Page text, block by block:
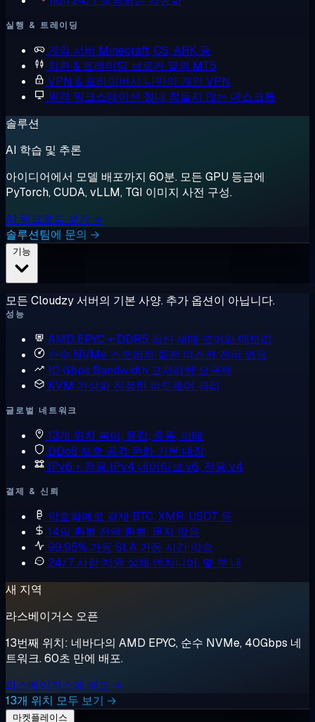
실행 & 트레이딩
게임 서버 Minecraft, CS, ARK 등
외환 & 트레이딩 브로커 옆의 MT5
VPN & 프라이버시 나만의 개인 VPN
원격 워크스테이션 절대 잠들지 않는 데스크톱
솔루션
AI 학습 및 추론
아이디어에서 모델 배포까지 60분. 모든 GPU 등급에
PyTorch, CUDA, vLLM, TGI 이미지 사전 구성.
AI 워크로드 보기 →
솔루션팀에 문의 →
모든 Cloudzy 서버의 기본 사양. 추가 옵션이 아닙니다.
성능
AMD EPYC + DDR5 최신 세대 코어와 메모리
순수 NVMe 스토리지 회전 디스크 전혀 없음
10 Gbps Bandwidth 고처리량 요금제
KVM 가상화 진정한 하드웨어 격리
글로벌 네트워크
13개 위치 북미, 유럽, 중동, 아태
DDoS 보호 공격 완화 기본 내장
IPv6 + 전용 IPv4 네이티브 v6, 전용 v4
결제 & 신뢰
암호화폐로 결제 BTC, XMR, USDT 등
14일 환불 전액 환불, 묻지 않음
99.95% 가동 SLA 가동 시간 약속
24/7 사람 지원 실제 엔지니어, 몇 분 내
새 지역
라스베이거스 오픈
13번째 위치: 네바다의 AMD EPYC, 순수 NVMe, 40Gbps 네
트워크. 60초 만에 배포.
라스베이거스에 배포 →
13개 위치 모두 보기 →